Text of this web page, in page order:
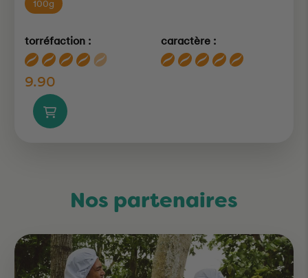
100g
torréfaction : caractère :
9.90
Nos partenaires